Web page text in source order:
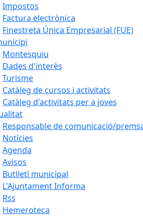
Impostos
Factura electrònica
Finestreta Única Empresarial (FUE)
Montesquiu
Dades d'interès
Turisme
Catàleg de cursos i activitats
Catàleg d'activitats per a joves
Responsable de comunicació/
Notícies
Agenda
Avisos
Butlletí municipal
L'Ajuntament Informa
Rss
Hemeroteca